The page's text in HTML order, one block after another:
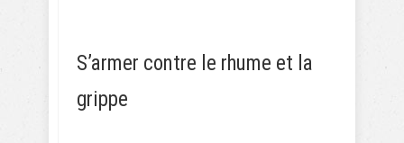
S’armer contre le rhume et la
grippe